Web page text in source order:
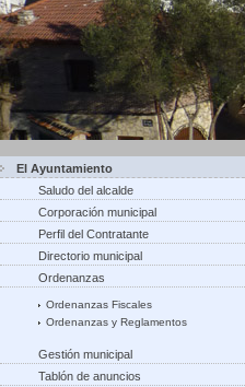
El Ayuntamiento
Saludo del alcalde
Corporación municipal
Perfil del Contratante
Directorio municipal
Ordenanzas
Ordenanzas Fiscales
Ordenanzas y Reglamentos
Gestión municipal
Tablón de anuncios